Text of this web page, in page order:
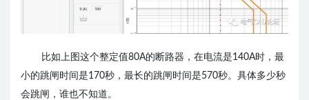
比如上图这个整定值80A的断路器，在电流是140A时，最
小的跳闸时间是170秒，最长的跳闸时间是570秒。具体多少秒
会跳闸，谁也不知道。